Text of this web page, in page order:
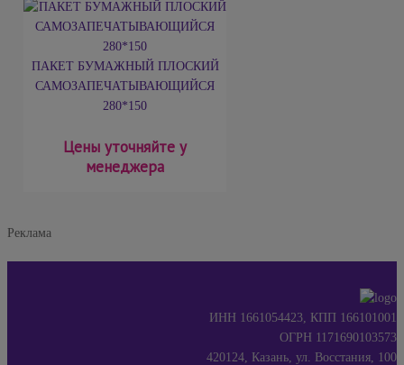
ПАКЕТ БУМАЖНЫЙ ПЛОСКИЙ
САМОЗАПЕЧАТЫВАЮЩИЙСЯ
280*150
Цены уточняйте у
менеджера
Реклама
ИНН 1661054423, КПП 166101001
ОГРН 1171690103573
420124, Казань, ул. Восстания, 100